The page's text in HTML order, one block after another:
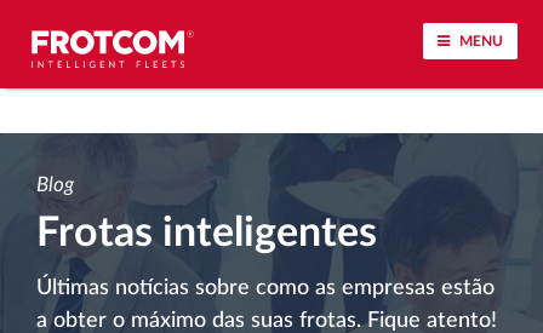
MENU
Localização de veículos e monitorização de
Análise do estilo de condução
Monitorização dos tempos de condução
Blog
Frotas inteligentes
Últimas notícias sobre como as empresas estão
a obter o máximo das suas frotas. Fique atento!